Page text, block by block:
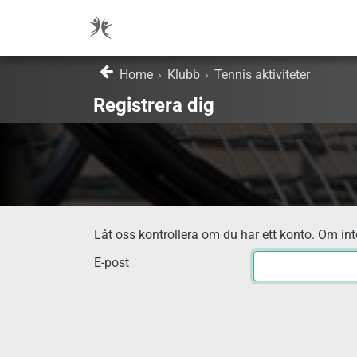
Home › Klubb › Tennis aktiviteter
Registrera dig
Låt oss kontrollera om du har ett konto. Om
E-post